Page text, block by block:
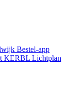
Bestel-app
KERBL Lichtplan